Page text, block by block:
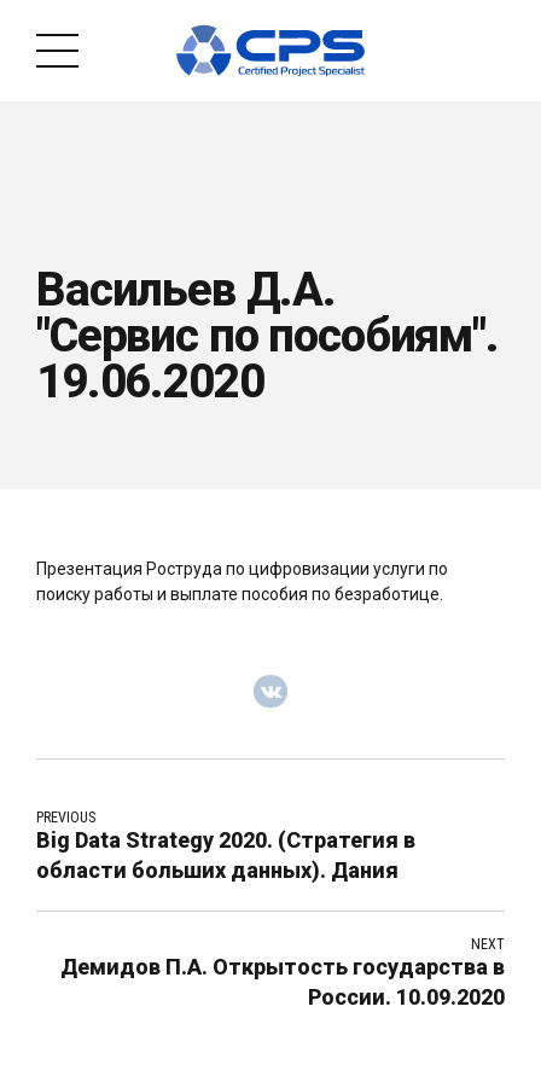
Васильев Д.А.
"Сервис по пособиям".
19.06.2020
Презентация Роструда по цифровизации услуги по
поиску работы и выплате пособия по безработице.
PREVIOUS
Big Data Strategy 2020. (Стратегия в
области больших данных). Дания
NEXT
Демидов П.А. Открытость государства в
России. 10.09.2020